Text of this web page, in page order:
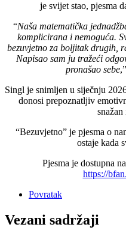
je svijet stao, pjesma
“Naša matematička
komplicirana i nemoguća.
bezuvjetno za boljitak drugih,
Napisao sam ju tražeći
pronašao sebe
Singl je snimljen u siječnju
donosi prepoznatljiv
snažan
“Bezuvjetno” je pjesma o
ostaje kada
Pjesma je dostupna
https://
Povratak
Vezani sadržaji